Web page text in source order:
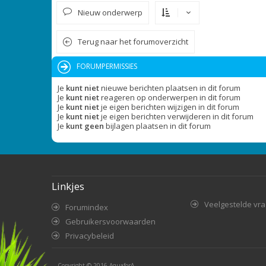
Nieuw onderwerp
Terug naar het forumoverzicht
FORUMPERMISSIES
Je kunt nietnieuwe berichten plaatsen in dit forum
Je kunt nietreageren op onderwerpen in dit forum
Je kunt nietje eigen berichten wijzigen in dit forum
Je kunt nietje eigen berichten verwijderen in dit forum
Je kunt geen bijlagen plaatsen in dit forum
Linkjes
Forumindex
Gebruikersvoorwaarden
Privacybeleid
Veelgestelde